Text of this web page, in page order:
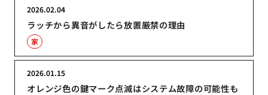
ラッチから異音がしたら放置厳禁の理由
2026.02.04
家
オレンジ色の鍵マーク点滅はシステム故障の可能性も
2026.01.15